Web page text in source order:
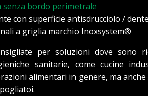
bordo perimetrale
con superficie antisdrucciolo /
a griglia marchio Inoxsystem®
per soluzioni dove sono
sanitarie, come cucine
alimentari in genere, ma